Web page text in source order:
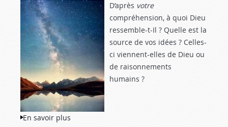
D’après votre
compréhension, à quoi Dieu
ressemble-t-Il ? Quelle est la
source de vos idées ? Celles-
ci viennent-elles de Dieu ou
de raisonnements
humains ?
En savoir plus